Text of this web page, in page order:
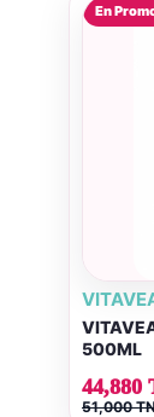
En
500ML
44,880
51,000